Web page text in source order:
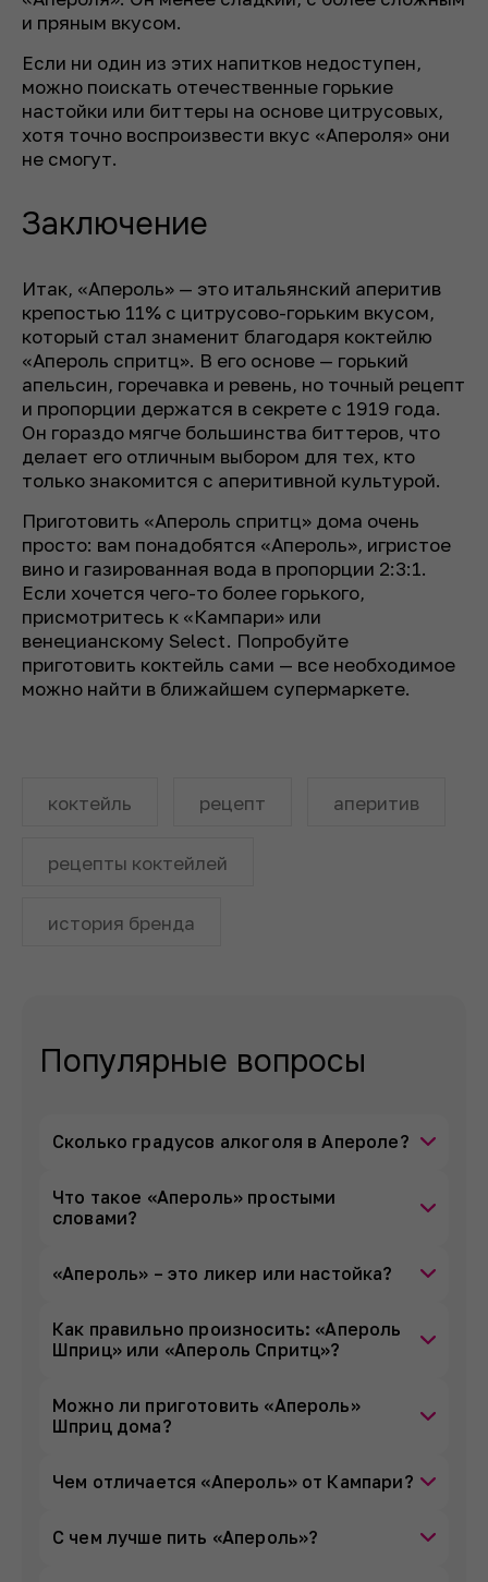
и пряным вкусом.
Если ни один из этих напитков недоступен,
можно поискать отечественные горькие
настойки или биттеры на основе цитрусовых,
хотя точно воспроизвести вкус «Апероля» они
не смогут.
Заключение
Итак, «Апероль» — это итальянский аперитив
крепостью 11% с цитрусово-горьким вкусом,
который стал знаменит благодаря коктейлю
«Апероль спритц». В его основе — горький
апельсин, горечавка и ревень, но точный рецепт
и пропорции держатся в секрете с 1919 года.
Он гораздо мягче большинства биттеров, что
делает его отличным выбором для тех, кто
только знакомится с аперитивной культурой.
Приготовить «Апероль спритц» дома очень
просто: вам понадобятся «Апероль», игристое
вино и газированная вода в пропорции 2:3:1.
Если хочется чего-то более горького,
присмотритесь к «Кампари» или
венецианскому Select. Попробуйте
приготовить коктейль сами — все необходимое
можно найти в ближайшем супермаркете.
коктейль рецепт аперитив
рецепты коктейлей
история бренда
Популярные вопросы
Сколько градусов алкоголя в Апероле?
Что такое «Апероль» простыми
словами?
«Апероль» – это ликер или настойка?
Как правильно произносить: «Апероль
Шприц» или «Апероль Спритц»?
Можно ли приготовить «Апероль»
Шприц дома?
Чем отличается «Апероль» от Кампари?
С чем лучше пить «Апероль»?